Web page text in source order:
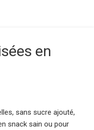
en
sans sucre ajouté,
snack sain ou pour